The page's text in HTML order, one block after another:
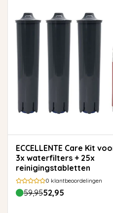
ECCELLENTE Care Kit voor Jura –
3x waterfilters + 25x
reinigingstabletten
0 klantbeoordelingen
59,9552,95